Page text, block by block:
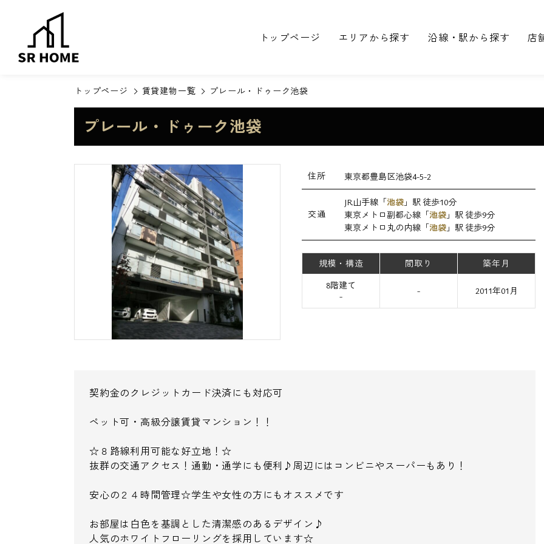
トップページ エリアから探す 沿線・駅から探す 店
トップページ 賃貸建物一覧 プレール・ドゥーク池袋
プレール・ドゥーク池袋
住所 東京都豊島区池袋4-5-2
交通
JR山手線「池袋 」駅 徒歩10分
東京メトロ副都心線「池袋 」駅 徒歩9分
東京メトロ丸の内線「池袋 」駅 徒歩9分
規模・構造 間取り
築年月
8階建て
-
- 2011年01月
契約金のクレジットカード決済にも対応可
ペット可・高級分譲賃貸マンション！！
☆８路線利用可能な好立地！☆
抜群の交通アクセス！通勤・通学にも便利♪周辺にはコンビニやスーパーもあり！
安心の２４時間管理☆学生や女性の方にもオススメです
お部屋は白色を基調とした清潔感のあるデザイン♪
人気のホワイトフローリングを採用しています☆